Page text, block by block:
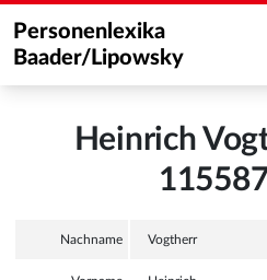
Personenlexika
Baader/Lipowsky
Heinrich
Nachname Vogtherr